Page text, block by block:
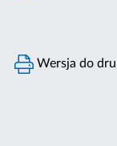
Wersja do